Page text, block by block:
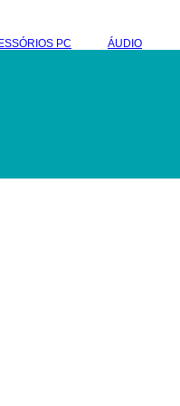
PC ÁUDIO